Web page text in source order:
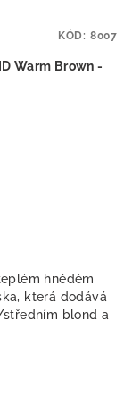
Warm Brown -
hnědém
která dodává
blond a
KÓD: 8007